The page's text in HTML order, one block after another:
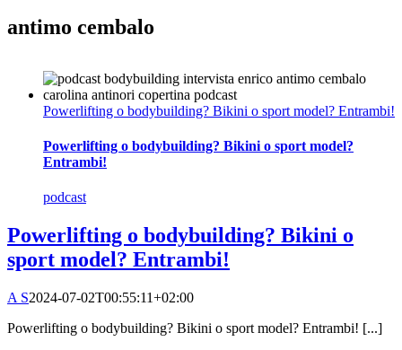
antimo cembalo
Powerlifting o bodybuilding? Bikini o sport model? Entrambi!
Powerlifting o bodybuilding? Bikini o sport model?
Entrambi!
podcast
Powerlifting o bodybuilding? Bikini o
sport model? Entrambi!
A S2024-07-02T00:55:11+02:00
Powerlifting o bodybuilding? Bikini o sport model? Entrambi! [...]